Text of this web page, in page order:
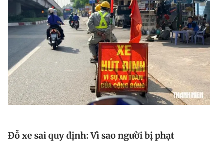
Đỗ xe sai quy định: Vì sao người bị phạt